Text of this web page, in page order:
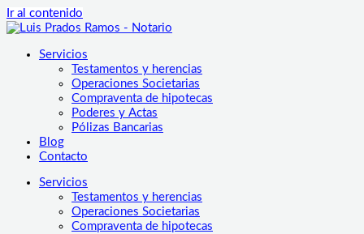
Ir al contenido
Servicios
Testamentos y herencias
Operaciones Societarias
Compraventa de hipotecas
Poderes y Actas
Pólizas Bancarias
Blog
Contacto
Servicios
Testamentos y herencias
Operaciones Societarias
Compraventa de hipotecas